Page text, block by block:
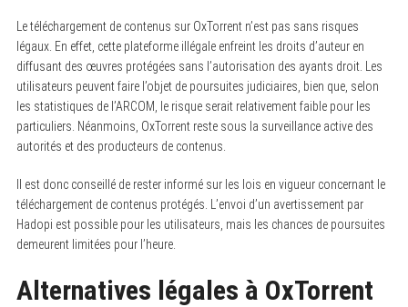
Le téléchargement de contenus sur OxTorrent n’est pas sans risques
légaux. En effet, cette plateforme illégale enfreint les droits d’auteur en
diffusant des œuvres protégées sans l’autorisation des ayants droit. Les
utilisateurs peuvent faire l’objet de poursuites judiciaires, bien que, selon
les statistiques de l’ARCOM, le risque serait relativement faible pour les
particuliers. Néanmoins, OxTorrent reste sous la surveillance active des
autorités et des producteurs de contenus.
Il est donc conseillé de rester informé sur les lois en vigueur concernant le
téléchargement de contenus protégés. L’envoi d’un avertissement par
Hadopi est possible pour les utilisateurs, mais les chances de poursuites
demeurent limitées pour l’heure.
Alternatives légales à OxTorrent